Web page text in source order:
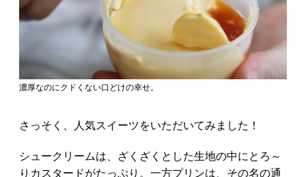
濃厚なのにクドくない口どけの幸せ。
さっそく、人気スイーツをいただいてみました！
シュークリームは、ざくざくとした生地の中にとろ～
りカスタードがたっぷり。一方プリンは、その名の通